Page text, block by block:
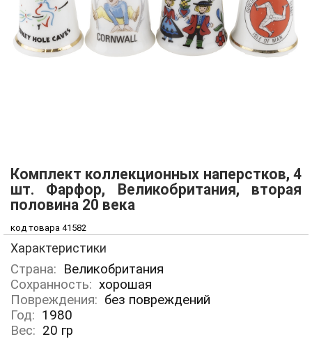
Комплект коллекционных наперстков, 4
шт. Фарфор, Великобритания, вторая
половина 20 века
код товара 41582
Характеристики
Страна: Великобритания
Сохранность: хорошая
Повреждения: без повреждений
Год: 1980
Вес: 20 гр